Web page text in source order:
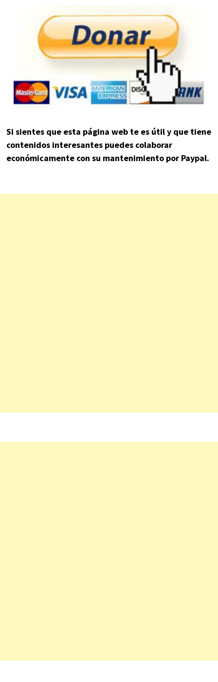
Si sientes que esta página web te es útil y que tiene
contenidos interesantes puedes colaborar
económicamente con su mantenimiento por Paypal.